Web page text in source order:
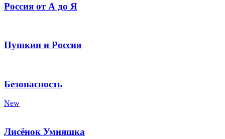
Россия от А до Я
Пушкин и Россия
Безопасность
New
Лисёнок Умняшка